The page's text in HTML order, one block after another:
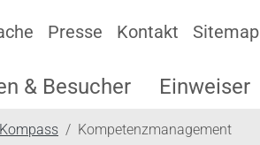
Presse Kontakt Sitemap
& Besucher Einweiser
Kompass Kompetenzmanagement